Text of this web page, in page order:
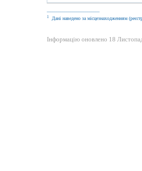
1
Дані наведено за місцезнаходженням
Інформацію оновлено 18